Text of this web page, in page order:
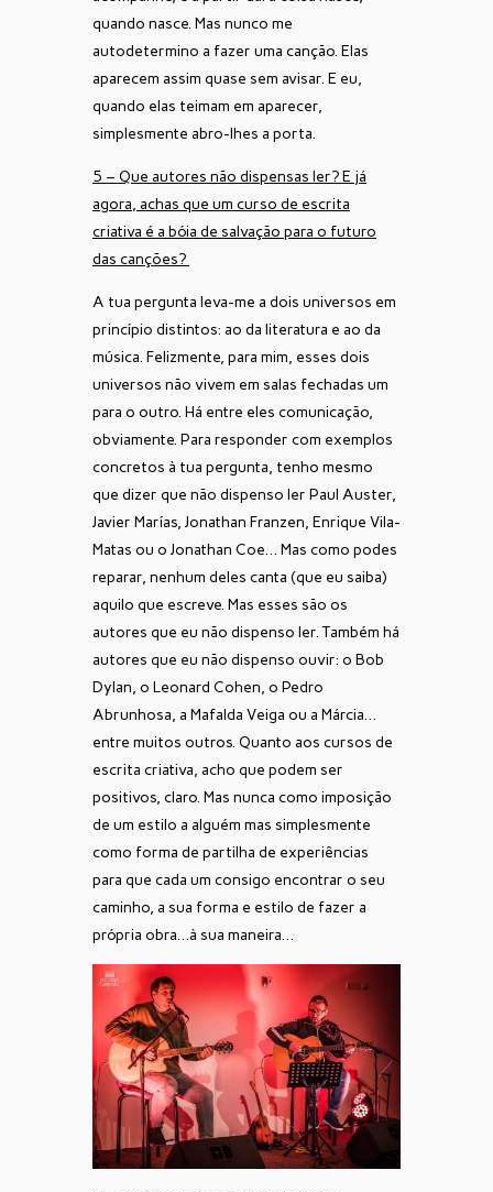
quando nasce. Mas nunco me
autodetermino a fazer uma canção. Elas
aparecem assim quase sem avisar. E eu,
quando elas teimam em aparecer,
simplesmente abro-lhes a porta.
5 – Que autores não dispensas ler? E já
agora, achas que um curso de escrita
criativa é a bóia de salvação para o futuro
das canções?
A tua pergunta leva-me a dois universos em
princípio distintos: ao da literatura e ao da
música. Felizmente, para mim, esses dois
universos não vivem em salas fechadas um
para o outro. Há entre eles comunicação,
obviamente. Para responder com exemplos
concretos à tua pergunta, tenho mesmo
que dizer que não dispenso ler Paul Auster,
Javier Marías, Jonathan Franzen, Enrique Vila-
Matas ou o Jonathan Coe… Mas como podes
reparar, nenhum deles canta (que eu saiba)
aquilo que escreve. Mas esses são os
autores que eu não dispenso ler. Também há
autores que eu não dispenso ouvir: o Bob
Dylan, o Leonard Cohen, o Pedro
Abrunhosa, a Mafalda Veiga ou a Márcia…
entre muitos outros. Quanto aos cursos de
escrita criativa, acho que podem ser
positivos, claro. Mas nunca como imposição
de um estilo a alguém mas simplesmente
como forma de partilha de experiências
para que cada um consigo encontrar o seu
caminho, a sua forma e estilo de fazer a
própria obra…à sua maneira…